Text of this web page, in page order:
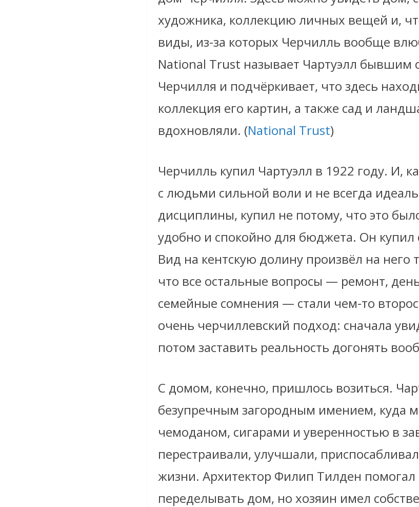
художника, коллекцию личных вещей и,
виды, из-за которых Черчилль вообще
National Trust называет Чартуэлл
Черчилля и подчёркивает, что здесь
коллекция его картин, а также сад и
вдохновляли. (National Trust)
Черчилль купил Чартуэлл в 1922 году. И,
с людьми сильной воли и не всегда
дисциплины, купил не потому, что это
удобно и спокойно для бюджета. Он купил
Вид на кентскую долину произвёл на него
что все остальные вопросы — ремонт,
семейные сомнения — стали чем-то
очень черчиллевский подход: сначала
потом заставить реальность догонять
С домом, конечно, пришлось возиться.
безупречным загородным имением, куда
чемоданом, сигарами и уверенностью в
перестраивали, улучшали,
жизни. Архитектор Филип Тилден
переделывать дом, но хозяин имел